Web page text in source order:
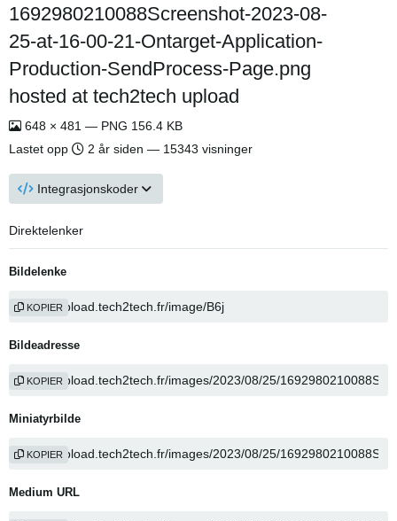
1692980210088Screenshot-2023-08-
25-at-16-00-21-Ontarget-Application-
Production-SendProcess-Page.png
hosted at tech2tech upload
648 × 481 — PNG 156.4 KB
Lastet opp
2 år siden — 15343 visninger
Integrasjonskoder
Direktelenker
Bildelenke
KOPIER
Bildeadresse
KOPIER
Miniatyrbilde
KOPIER
Medium URL